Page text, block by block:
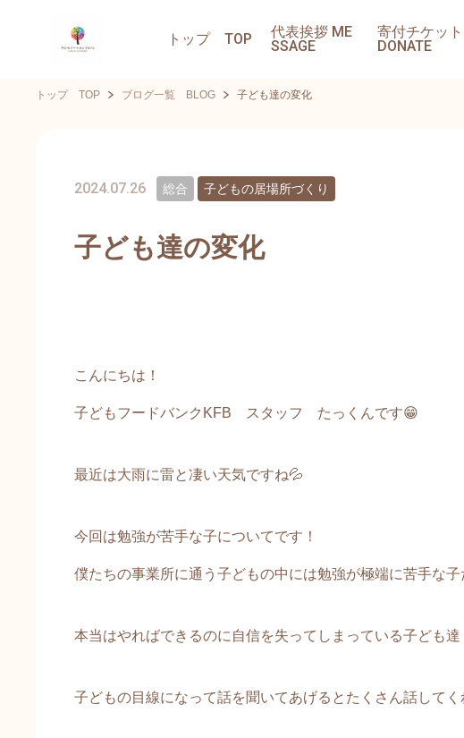
トップ TOP
代表挨拶 ME
SSAGE
寄付チケット
DONATE
トップ TOP ブログ一覧 BLOG 子ども達の変化
2024.07.26 総合 子どもの居場所づくり
子ども達の変化
こんにちは！
子どもフードバンクKFB スタッフ たっくんです😁
最近は大雨に雷と凄い天気ですね💦
今回は勉強が苦手な子についてです！
僕たちの事業所に通う子どもの中には勉強が極端に苦手な子
本当はやればできるのに自信を失ってしまっている子ども達
子どもの目線になって話を聞いてあげるとたくさん話して